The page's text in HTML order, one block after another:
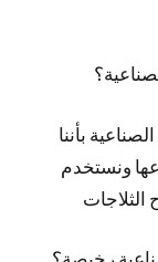
بأننا
ونستخدم